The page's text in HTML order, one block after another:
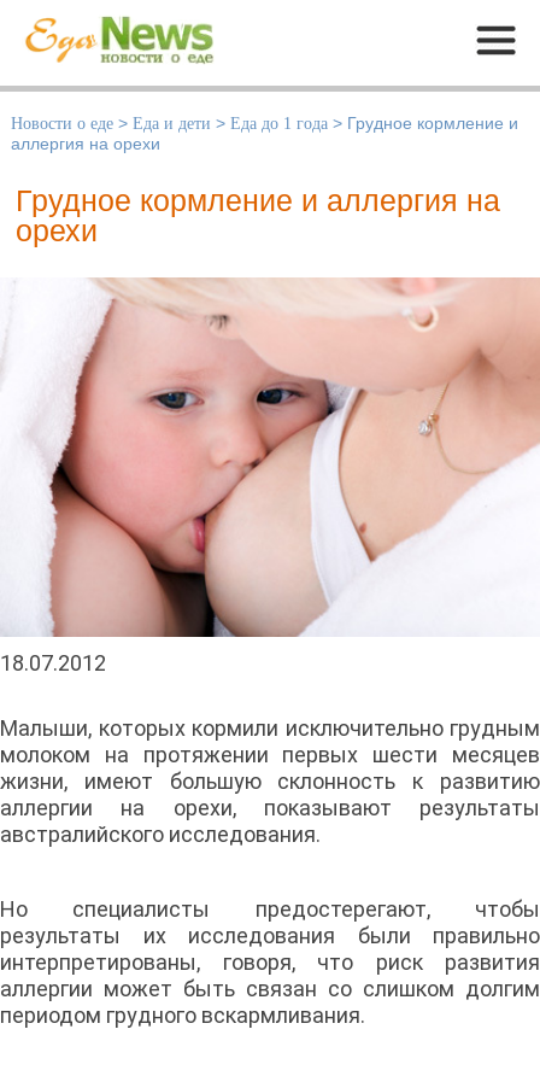
Меню
Новости о еде > Еда и дети > Еда до 1 года > Грудное кормление и
аллергия на орехи
Грудное кормление и аллергия на
орехи
18.07.2012
Малыши, которых кормили исключительно грудным
молоком на протяжении первых шести месяцев
жизни, имеют большую склонность к развитию
аллергии на орехи, показывают результаты
австралийского исследования.
Но специалисты предостерегают, чтобы
результаты их исследования были правильно
интерпретированы, говоря, что риск развития
аллергии может быть связан со слишком долгим
периодом грудного вскармливания.